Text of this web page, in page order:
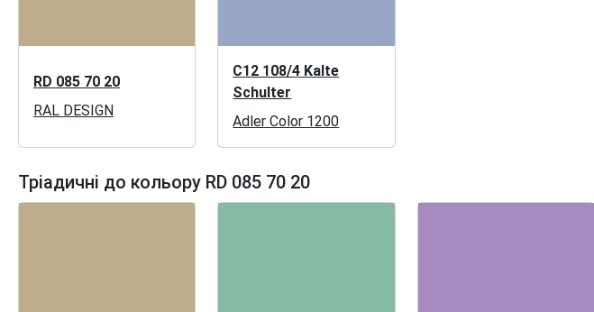
RD 085 70 20
RAL DESIGN
C12 108/4 Kalte
Schulter
Adler Color 1200
Тріадичні до кольору RD 085 70 20